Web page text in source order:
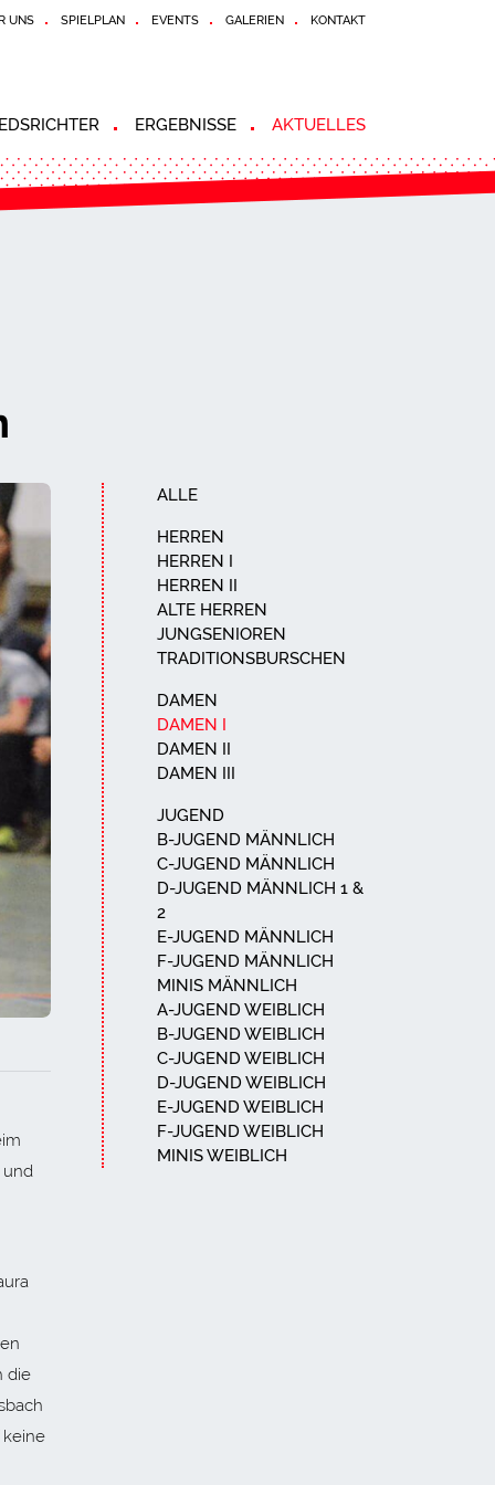
UNS SPIELPLAN EVENTS GALERIEN KONTAKT
ERGEBNISSE AKTUELLES
und
die
keine
ALLE
HERREN
HERREN I
HERREN II
ALTE HERREN
JUNGSENIOREN
TRADITIONSBURSCHEN
DAMEN
DAMEN I
DAMEN II
DAMEN III
JUGEND
B-JUGEND MÄNNLICH
C-JUGEND MÄNNLICH
D-JUGEND MÄNNLICH 1 &
2
E-JUGEND MÄNNLICH
F-JUGEND MÄNNLICH
MINIS MÄNNLICH
A-JUGEND WEIBLICH
B-JUGEND WEIBLICH
C-JUGEND WEIBLICH
D-JUGEND WEIBLICH
E-JUGEND WEIBLICH
F-JUGEND WEIBLICH
MINIS WEIBLICH